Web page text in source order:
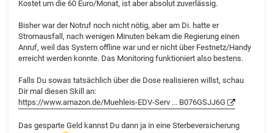
Kostet um die 60 Euro/Monat, ist aber absolut zuverlässig.
Bisher war der Notruf noch nicht nötig, aber am Di. hatte er
Stromausfall, nach wenigen Minuten bekam die Regierung einen
Anruf, weil das System offline war und er nicht über Festnetz/Handy
erreicht werden konnte. Das Monitoring funktioniert also bestens.
Falls Du sowas tatsächlich über die Dose realisieren willst, schau
Dir mal diesen Skill an:
https://www.amazon.de/Muehleis-EDV-Serv ... B076GSJJ6G
Das gesparte Geld kannst Du dann ja in eine Sterbeversicherung